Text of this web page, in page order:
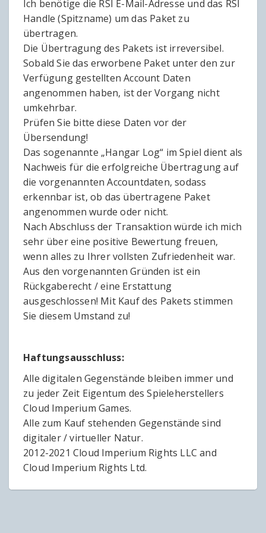
Ich benötige die RSI E-Mail-Adresse und das RSI
Handle (Spitzname) um das Paket zu
übertragen.
Die Übertragung des Pakets ist irreversibel.
Sobald Sie das erworbene Paket unter den zur
Verfügung gestellten Account Daten
angenommen haben, ist der Vorgang nicht
umkehrbar.
Prüfen Sie bitte diese Daten vor der
Übersendung!
Das sogenannte „Hangar Log“ im Spiel dient als
Nachweis für die erfolgreiche Übertragung auf
die vorgenannten Accountdaten, sodass
erkennbar ist, ob das übertragene Paket
angenommen wurde oder nicht.
Nach Abschluss der Transaktion würde ich mich
sehr über eine positive Bewertung freuen,
wenn alles zu Ihrer vollsten Zufriedenheit war.
Aus den vorgenannten Gründen ist ein
Rückgaberecht / eine Erstattung
ausgeschlossen! Mit Kauf des Pakets stimmen
Sie diesem Umstand zu!
Haftungsausschluss:
Alle digitalen Gegenstände bleiben immer und
zu jeder Zeit Eigentum des Spieleherstellers
Cloud Imperium Games.
Alle zum Kauf stehenden Gegenstände sind
digitaler / virtueller Natur.
2012-2021 Cloud Imperium Rights LLC and
Cloud Imperium Rights Ltd.